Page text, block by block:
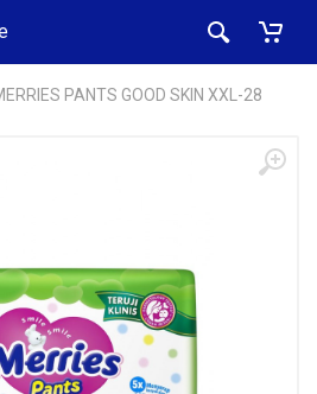
PANTS GOOD SKIN XXL-28